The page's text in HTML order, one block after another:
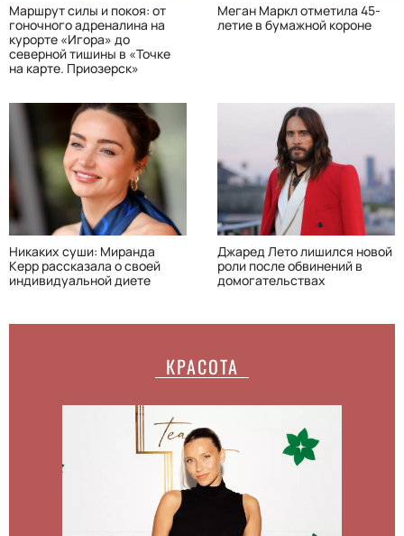
Маршрут силы и покоя: от
гоночного адреналина на
курорте «Игора» до
северной тишины в «Точке
на карте. Приозерск»
Меган Маркл отметила 45-
летие в бумажной короне
Никаких суши: Миранда
Керр рассказала о своей
индивидуальной диете
Джаред Лето лишился новой
роли после обвинений в
домогательствах
КРАСОТА